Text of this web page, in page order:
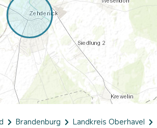
Brandenburg Landkreis Oberhavel